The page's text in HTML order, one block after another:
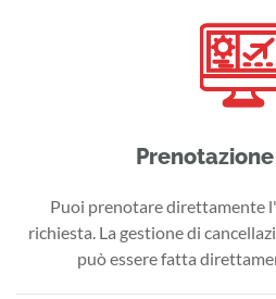
Puoi prenotare direttamente
richiesta. La gestione di
può essere fatta